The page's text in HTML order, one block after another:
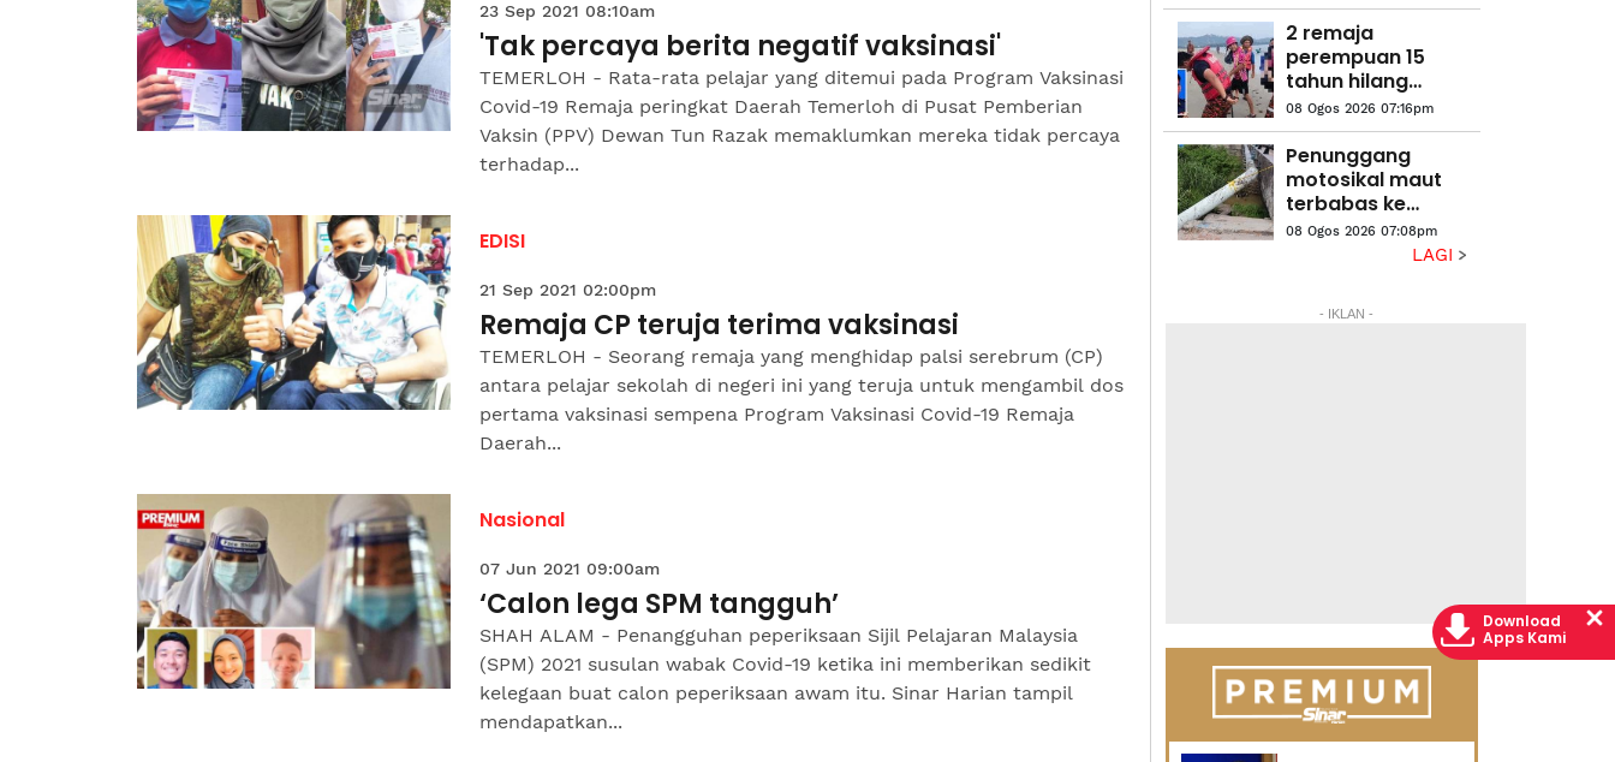
23 Sep 2021 08:10am
'Tak percaya berita negatif vaksinasi'
TEMERLOH - Rata-rata pelajar yang ditemui pada Program Vaksinasi
Covid-19 Remaja peringkat Daerah Temerloh di Pusat Pemberian
Vaksin (PPV) Dewan Tun Razak memaklumkan mereka tidak percaya
terhadap...
EDISI
21 Sep 2021 02:00pm
Remaja CP teruja terima vaksinasi
TEMERLOH - Seorang remaja yang menghidap palsi serebrum (CP)
antara pelajar sekolah di negeri ini yang teruja untuk mengambil dos
pertama vaksinasi sempena Program Vaksinasi Covid-19 Remaja
Daerah...
Nasional
07 Jun 2021 09:00am
‘Calon lega SPM tangguh’
SHAH ALAM - Penangguhan peperiksaan Sijil Pelajaran Malaysia
(SPM) 2021 susulan wabak Covid-19 ketika ini memberikan sedikit
kelegaan buat calon peperiksaan awam itu. Sinar Harian tampil
mendapatkan...
2 remaja
perempuan 15
tahun hilang
ketika berkelah:
Seorang
ditemukan lemas
08 Ogos 2026 07:16pm
Penunggang
motosikal maut
terbabas ke
dalam sungai
08 Ogos 2026 07:08pm
LAGI
- IKLAN -
Download
Apps Kami